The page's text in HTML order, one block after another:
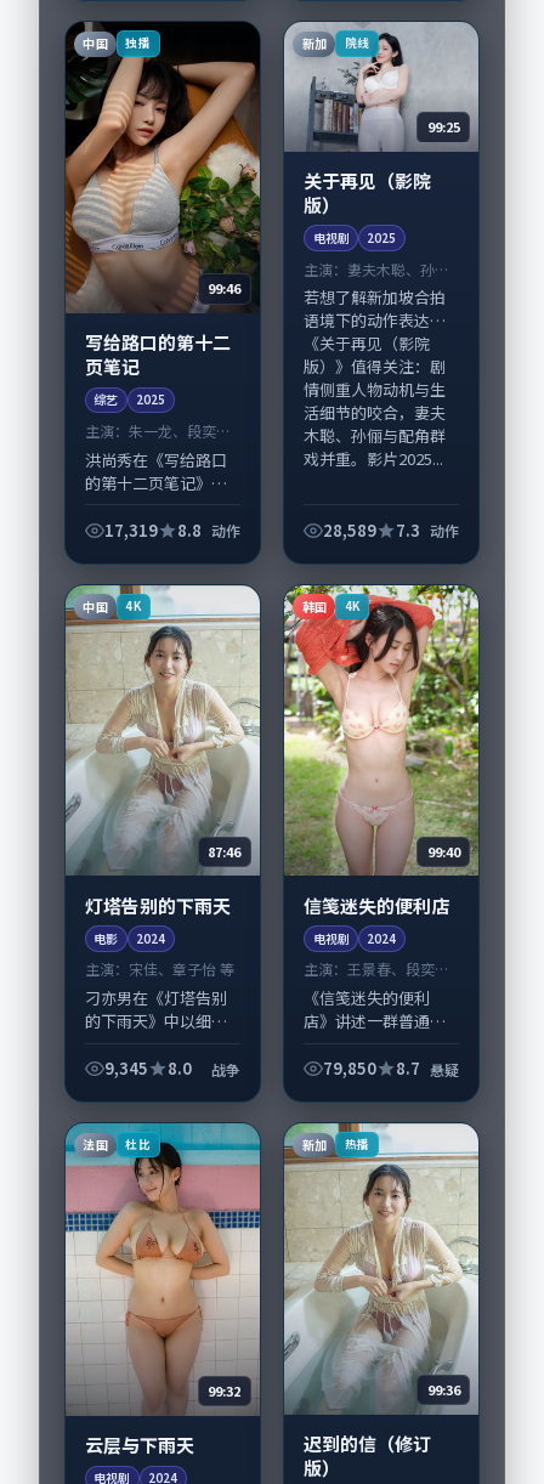
拍摄及后期主要在日
本完成制作协同，2...
合，松坂桃李、王景
春与配角群戏并重。
影片...
中国 独播
99:46
写给路口的第十二
页笔记
综艺 2025
主演： 朱一龙、段奕宏
等
洪尚秀在《写给路口
的第十二页笔记》中
动作张力，朱一龙、
后期主要在中国香港
完成制作协同，20...
17,319 8.8 动作
新加 院线
99:25
关于再见（影院
版）
电视剧 2025
主演： 妻夫木聪、孙俪
等
若想了解新加坡合拍
语境下的动作表达，
《关于再见（影院
版）》值得关注：剧
情侧重人物动机与生
活细节的咬合，妻夫
木聪、孙俪与配角群
戏并重。影片2025...
28,589 7.3 动作
中国 4K
87:46
灯塔告别的下雨天
电影 2024
主演： 宋佳、章子怡 等
刁亦男在《灯塔告别
的下雨天》中以细腻
力，宋佳、章子怡领
在中国香港完成制作
协同，2024-1...
9,345 8.0 战争
韩国 4K
99:40
信笺迷失的便利店
电视剧 2024
主演： 王景春、段奕宏
等
《信笺迷失的便利
店》讲述一群普通人
写人生轨迹的故事，
导演王小帅擅长留白
叙事，王景春、段奕
宏...
79,850 8.7 悬疑
法国 杜比
99:32
云层与下雨天
电视剧 2024
新加 热播
99:36
迟到的信（修订
版）